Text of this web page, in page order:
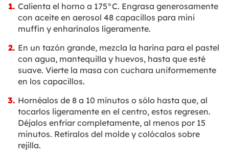
Calienta el horno a 175°C. Engrasa generosamente
con aceite en aerosol 48 capacillos para mini
muffin y enharínalos ligeramente.
En un tazón grande, mezcla la harina para el pastel
con agua, mantequilla y huevos, hasta que esté
suave. Vierte la masa con cuchara uniformemente
en los capacillos.
Hornéalos de 8 a 10 minutos o sólo hasta que, al
tocarlos ligeramente en el centro, estos regresen.
Déjalos enfriar completamente, al menos por 15
minutos. Retíralos del molde y colócalos sobre
rejilla.